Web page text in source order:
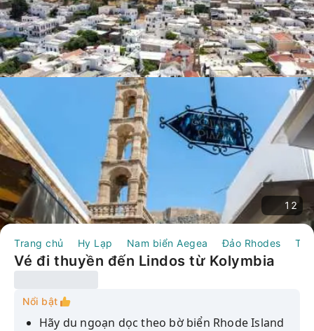
12
Trang chủ Hy Lạp Nam biển Aegea Đảo Rhodes
Vé đi thuyền đến Lindos từ Kolymbia
Nổi bật
Hãy du ngoạn dọc theo bờ biển Rhode Island